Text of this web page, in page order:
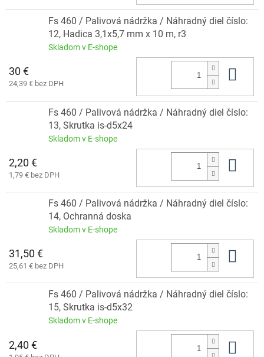
Fs 460 / Palivová nádržka / Náhradný diel číslo:
12, Hadica 3,1x5,7 mm x 10 m, r3
Skladom v E-shope
30 €
24,39 € bez DPH
Fs 460 / Palivová nádržka / Náhradný diel číslo:
13, Skrutka is-d5x24
Skladom v E-shope
2,20 €
1,79 € bez DPH
Fs 460 / Palivová nádržka / Náhradný diel číslo:
14, Ochranná doska
Skladom v E-shope
31,50 €
25,61 € bez DPH
Fs 460 / Palivová nádržka / Náhradný diel číslo:
15, Skrutka is-d5x32
Skladom v E-shope
2,40 €